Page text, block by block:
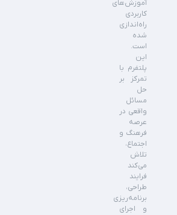
آموزش‌های
کاربردی
راه‌اندازی
شده
است.
این
پلتفرم با
تمرکز بر
حل
مسائل
واقعی در
عرصه
فرهنگ و
اجتماع،
تلاش
می‌کند
فرایند
طراحی،
برنامه‌ریزی
و اجرای